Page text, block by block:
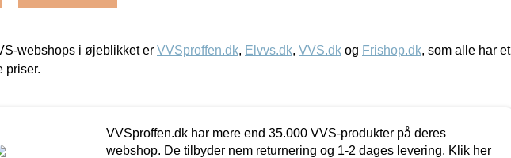
webshops i øjeblikket er VVSproffen.dk, Elvvs.dk, VVS.dk og Frishop.dk, som alle har et
priser.
VVSproffen.dk har mere end 35.000 VVS-produkter på deres
webshop. De tilbyder nem returnering og 1-2 dages levering. Klik her